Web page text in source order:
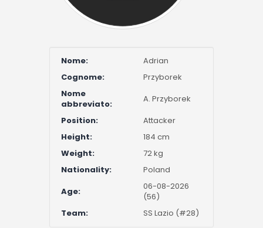
Nome:
Adrian
Cognome:
Przyborek
Nome
abbreviato:
A. Przyborek
Position:
Attacker
Height:
184 cm
Weight:
72 kg
Nationality:
Poland
Age:
06-08-2026
(56)
Team:
SS Lazio (#28)